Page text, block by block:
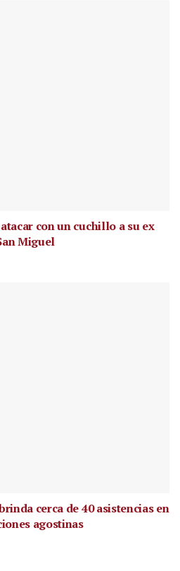
con un cuchillo a su ex
Miguel
cerca de 40 asistencias en
agostinas